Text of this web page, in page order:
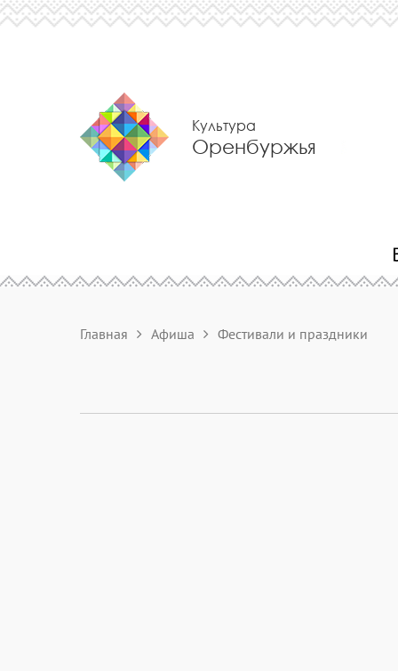
Культура
Оренбуржья
Главная Афиша Фестивали и праздники